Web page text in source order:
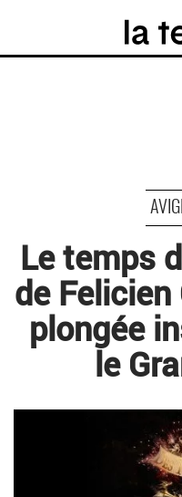
Le temps
de Felicien
plongée
le